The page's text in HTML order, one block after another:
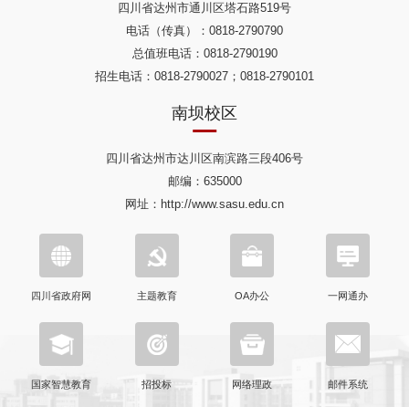
四川省达州市通川区塔石路519号
电话（传真）：0818-2790790
总值班电话：0818-2790190
招生电话：0818-2790027；0818-2790101
南坝校区
四川省达州市达川区南滨路三段406号
邮编：635000
网址：http://www.sasu.edu.cn
四川省政府网 主题教育 OA办公 一网通办
国家智慧教育 招投标 网络理政 邮件系统